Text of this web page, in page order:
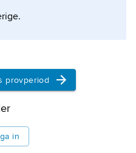
befruktning och är
provperiod
in